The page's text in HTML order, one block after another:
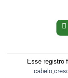
Esse registro
cabelo,